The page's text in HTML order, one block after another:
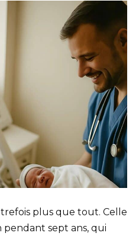
plus que tout. Celle
sept ans, qui